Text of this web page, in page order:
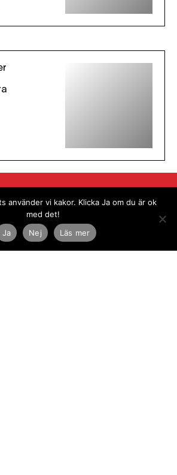
Nyhetsbrev
använder vi kakor. Klicka Ja om du är ok
med det!
Ja
Nej Läs mer